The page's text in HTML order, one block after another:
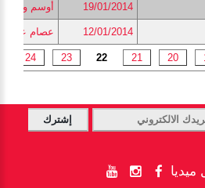
19/01/2014 أوسم وصفي
12/01/2014 عصام عزت
20
21
22
23
24
ميديا